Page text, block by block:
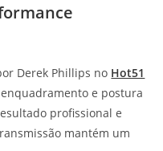
Derek Phillips no Hot51
e postura
profissional e
mantém um